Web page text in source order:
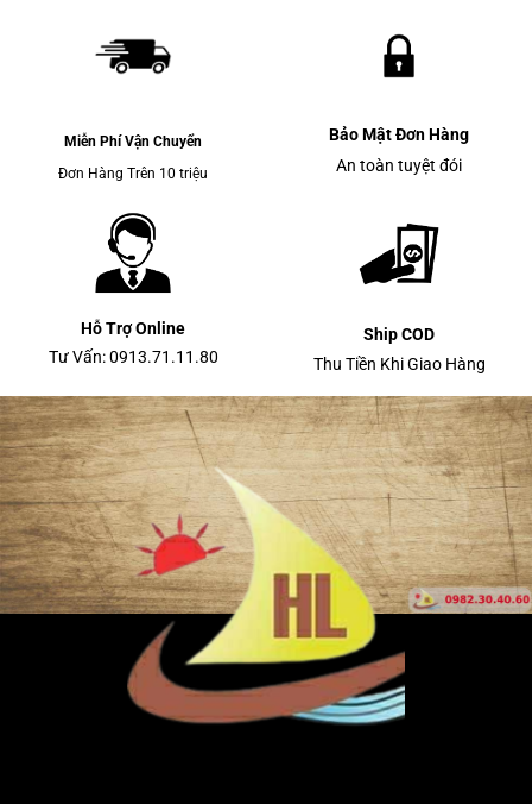
Miễn Phí Vận Chuyển
Đơn Hàng Trên 10 triệu
Bảo Mật Đơn Hàng
An toàn tuyệt đói
Hỗ Trợ Online
Tư Vấn: 0913.71.11.80
Ship COD
Thu Tiền Khi Giao Hàng